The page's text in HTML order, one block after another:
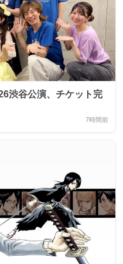
渋谷公演、チケット完
7時間前